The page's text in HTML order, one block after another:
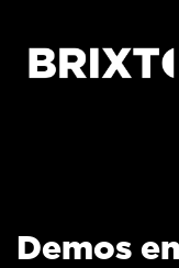
Demos